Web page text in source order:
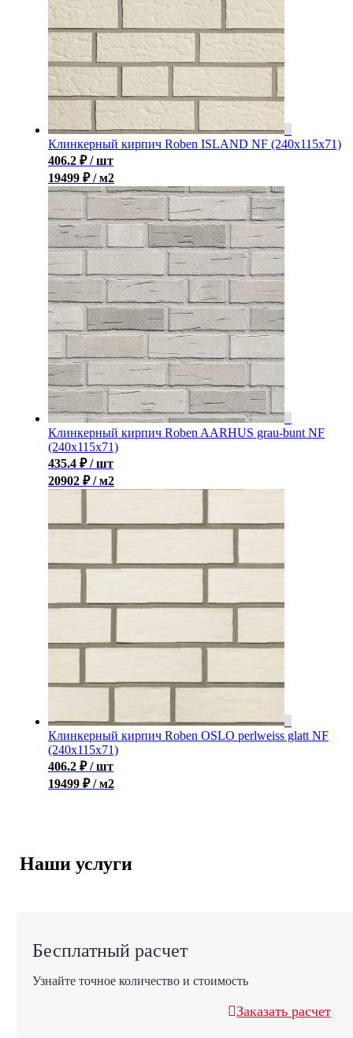
Клинкерный кирпич Roben ISLAND NF (240x115x71)
406.2 ₽ / шт
19499 ₽ / м2
Клинкерный кирпич Roben AARHUS grau-bunt NF
(240х115х71)
435.4 ₽ / шт
20902 ₽ / м2
Клинкерный кирпич Roben OSLO perlweiss glatt NF
(240x115x71)
406.2 ₽ / шт
19499 ₽ / м2
Наши услуги
Бесплатный расчет
Узнайте точное количество и стоимость
Заказать расчет